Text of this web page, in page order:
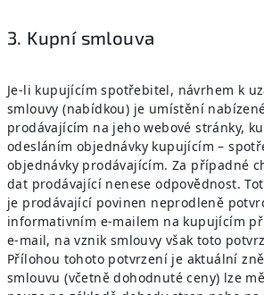
3. Kupní smlouva
Je-li kupujícím spotřebitel, návrhem k
smlouvy (nabídkou) je umístění
prodávajícím na jeho webové stránky,
odesláním objednávky kupujícím –
objednávky prodávajícím. Za případné
dat prodávající nenese odpovědnost.
je prodávající povinen neprodleně
informativním e-mailem na kupujícím
e-mail, na vznik smlouvy však toto
Přílohou tohoto potvrzení je aktuální
smlouvu (včetně dohodnuté ceny) lze